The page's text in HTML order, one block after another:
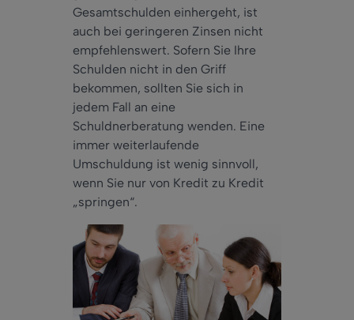
Gesamtschulden einhergeht, ist
auch bei geringeren Zinsen nicht
empfehlenswert. Sofern Sie Ihre
Schulden nicht in den Griff
bekommen, sollten Sie sich in
jedem Fall an eine
Schuldnerberatung wenden. Eine
immer weiterlaufende
Umschuldung ist wenig sinnvoll,
wenn Sie nur von Kredit zu Kredit
„springen“.